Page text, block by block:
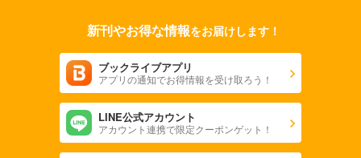
新刊やお得な情報をお届けします！
ブックライブアプリ
アプリの通知でお得情報を受け取ろう！
LINE公式アカウント
アカウント連携で限定クーポンゲット！